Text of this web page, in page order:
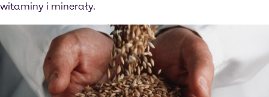
witaminy i minerały.